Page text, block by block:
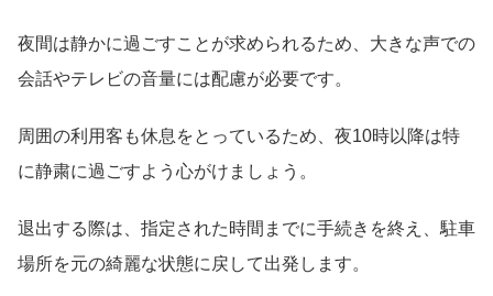
夜間は静かに過ごすことが求められるため、大きな声での
会話やテレビの音量には配慮が必要です。
周囲の利用客も休息をとっているため、夜10時以降は特
に静粛に過ごすよう心がけましょう。
退出する際は、指定された時間までに手続きを終え、駐車
場所を元の綺麗な状態に戻して出発します。